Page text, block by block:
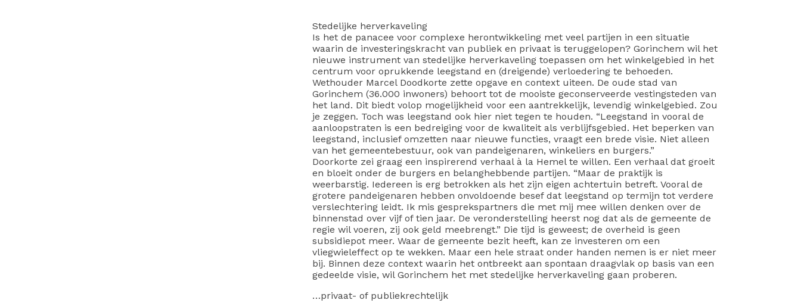
Stedelijke herverkaveling
Is het de panacee voor complexe herontwikkeling met veel partijen in een situatie
waarin de investeringskracht van publiek en privaat is teruggelopen? Gorinchem wil het
nieuwe instrument van stedelijke herverkaveling toepassen om het winkelgebied in het
centrum voor oprukkende leegstand en (dreigende) verloedering te behoeden.
Wethouder Marcel Doodkorte zette opgave en context uiteen. De oude stad van
Gorinchem (36.000 inwoners) behoort tot de mooiste geconserveerde vestingsteden van
het land. Dit biedt volop mogelijkheid voor een aantrekkelijk, levendig winkelgebied. Zou
je zeggen. Toch was leegstand ook hier niet tegen te houden. “Leegstand in vooral de
aanloopstraten is een bedreiging voor de kwaliteit als verblijfsgebied. Het beperken van
leegstand, inclusief omzetten naar nieuwe functies, vraagt een brede visie. Niet alleen
van het gemeentebestuur, ook van pandeigenaren, winkeliers en burgers.”
Doorkorte zei graag een inspirerend verhaal à la Hemel te willen. Een verhaal dat groeit
en bloeit onder de burgers en belanghebbende partijen. “Maar de praktijk is
weerbarstig. Iedereen is erg betrokken als het zijn eigen achtertuin betreft. Vooral de
grotere pandeigenaren hebben onvoldoende besef dat leegstand op termijn tot verdere
verslechtering leidt. Ik mis gesprekspartners die met mij mee willen denken over de
binnenstad over vijf of tien jaar. De veronderstelling heerst nog dat als de gemeente de
regie wil voeren, zij ook geld meebrengt.” Die tijd is geweest; de overheid is geen
subsidiepot meer. Waar de gemeente bezit heeft, kan ze investeren om een
vliegwieleffect op te wekken. Maar een hele straat onder handen nemen is er niet meer
bij. Binnen deze context waarin het ontbreekt aan spontaan draagvlak op basis van een
gedeelde visie, wil Gorinchem het met stedelijke herverkaveling gaan proberen.
…privaat- of publiekrechtelijk